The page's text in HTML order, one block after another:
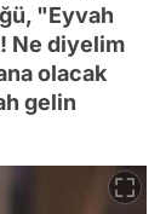
"Eyvah
Ne diyelim
olacak
gelin